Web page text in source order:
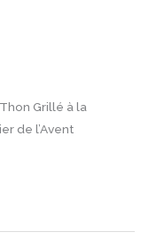
Grillé à la
de l’Avent